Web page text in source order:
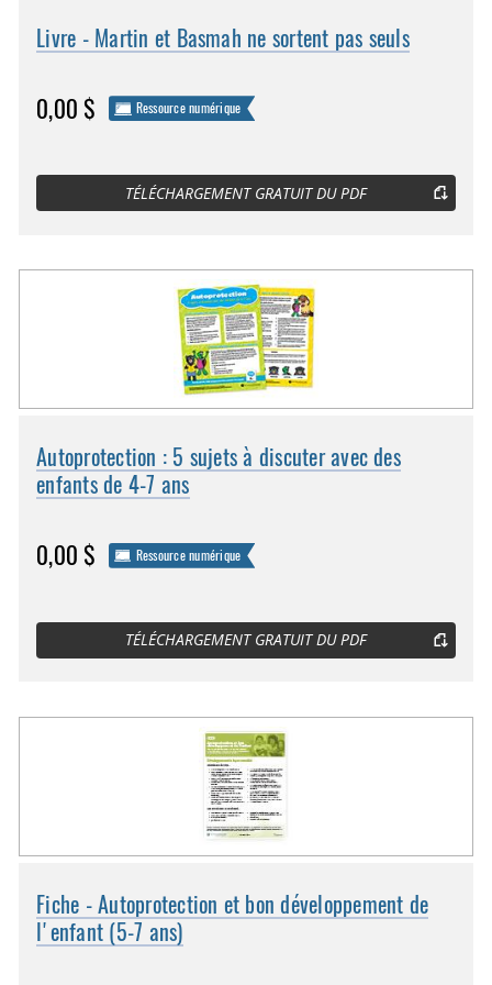
Livre - Martin et Basmah ne sortent pas seuls
0,00 $ Ressource numérique
TÉLÉCHARGEMENT GRATUIT DU PDF
Autoprotection : 5 sujets à discuter avec des
enfants de 4-7 ans
0,00 $ Ressource numérique
TÉLÉCHARGEMENT GRATUIT DU PDF
Fiche - Autoprotection et bon développement de
l'enfant (5-7 ans)